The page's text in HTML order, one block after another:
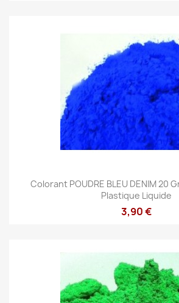
Colorant POUDRE BLEU DENIM 20
Plastique Liquide
3,90 €